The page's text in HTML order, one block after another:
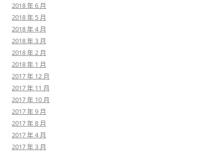
2018 年 6 月
2018 年 5 月
2018 年 4 月
2018 年 3 月
2018 年 2 月
2018 年 1 月
2017 年 12 月
2017 年 11 月
2017 年 10 月
2017 年 9 月
2017 年 8 月
2017 年 4 月
2017 年 3 月